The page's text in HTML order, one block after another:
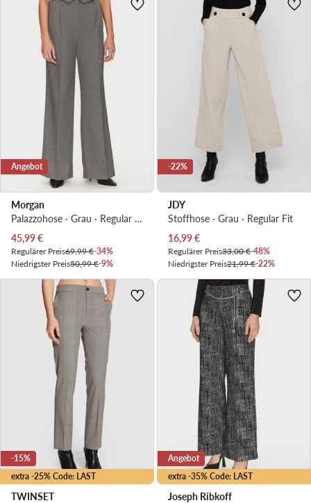
Angebot
Morgan
Palazzohose · Grau · Regular Fit
Aktueller Preis
45,99€
Regulärer Preis69,99 €-34%
Niedrigster Preis50,99 €-9%
-22%
JDY
Stoffhose · Grau · Regular Fit
Aktueller Preis
16,99€
Regulärer Preis33,00 €-48%
Niedrigster Preis21,99 €-22%
extra -25% Code: LAST
-15%
TWINSET
extra -35% Code: LAST
Angebot
Joseph Ribkoff